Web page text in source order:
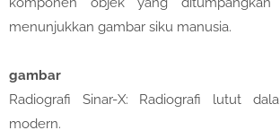
menunjukkan gambar siku manusia.
gambar
Radiografi Sinar-X: Radiografi lutut
modern.